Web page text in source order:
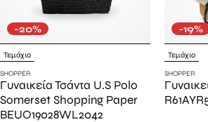
-20%
Τεμάχιο
SHOPPER
Γυναικεία Τσάντα U.S Polo
Somerset Shopping Paper
BEUO19028WL2042
-19%
Τεμάχιο
SHOPPER